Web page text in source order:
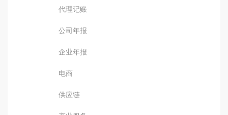
代理记账
公司年报
企业年报
电商
供应链